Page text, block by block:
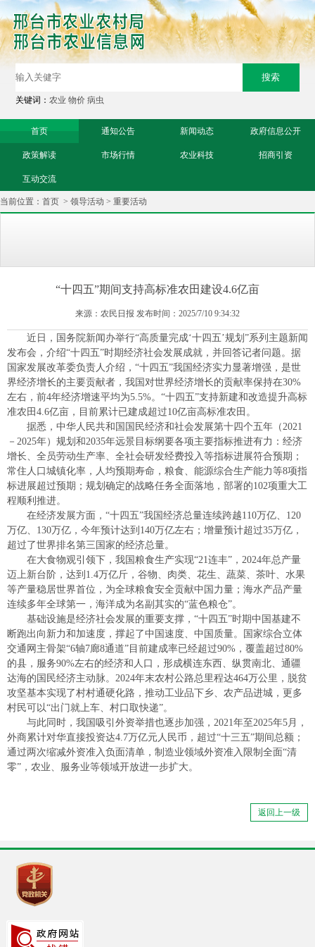
关键词：农业 物价 病虫
首页 通知公告 新闻动态 政府信息公开
政策解读 市场行情 农业科技 招商引资
互动交流
当前位置： 首页 > 领导活动 > 重要活动
“十四五”期间支持高标准农田建设4.6亿亩
来源：农民日报 发布时间：2025/7/10 9:34:32
近日，国务院新闻办举行“高质量完成‘十四五’规划”系列主题新闻
发布会，介绍“十四五”时期经济社会发展成就，并回答记者问题。据
国家发展改革委负责人介绍，“十四五”我国经济实力显著增强，是世
界经济增长的主要贡献者，我国对世界经济增长的贡献率保持在30%
左右，前4年经济增速平均为5.5%。“十四五”支持新建和改造提升高标
准农田4.6亿亩，目前累计已建成超过10亿亩高标准农田。
据悉，中华人民共和国国民经济和社会发展第十四个五年（2021
－2025年）规划和2035年远景目标纲要各项主要指标推进有力：经济
增长、全员劳动生产率、全社会研发经费投入等指标进展符合预期；
常住人口城镇化率，人均预期寿命，粮食、能源综合生产能力等8项指
标进展超过预期；规划确定的战略任务全面落地，部署的102项重大工
程顺利推进。
在经济发展方面，“十四五”我国经济总量连续跨越110万亿、120
万亿、130万亿，今年预计达到140万亿左右；增量预计超过35万亿，
超过了世界排名第三国家的经济总量。
在大食物观引领下，我国粮食生产实现“21连丰”，2024年总产量
迈上新台阶，达到1.4万亿斤，谷物、肉类、花生、蔬菜、茶叶、水果
等产量稳居世界首位，为全球粮食安全贡献中国力量；海水产品产量
连续多年全球第一，海洋成为名副其实的“蓝色粮仓”。
基础设施是经济社会发展的重要支撑，“十四五”时期中国基建不
断跑出向新力和加速度，撑起了中国速度、中国质量。国家综合立体
交通网主骨架“6轴7廊8通道”目前建成率已经超过90%，覆盖超过80%
的县，服务90%左右的经济和人口，形成横连东西、纵贯南北、通疆
达海的国民经济主动脉。2024年末农村公路总里程达464万公里，脱贫
攻坚基本实现了村村通硬化路，推动工业品下乡、农产品进城，更多
村民可以“出门就上车、村口取快递”。
与此同时，我国吸引外资举措也逐步加强，2021年至2025年5月，
外商累计对华直接投资达4.7万亿元人民币，超过“十三五”期间总额；
通过两次缩减外资准入负面清单，制造业领域外资准入限制全面“清
零”，农业、服务业等领域开放进一步扩大。
返回上一级